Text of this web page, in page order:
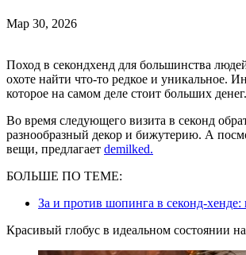
Мар 30, 2026
Поход в секондхенд для большинства людей – это не просто возможность приобрести вещи, но и как на настоящей
охоте найти что-то редкое и уникальное.
которое на самом деле стоит больших денег.
Во время следующего визита в секонд
разнообразный декор и бижутерию. А
вещи, предлагает demilked.
БОЛЬШЕ ПО ТЕМЕ:
За и против шопинга в секонд-
Красивый глобус в идеальном состоянии